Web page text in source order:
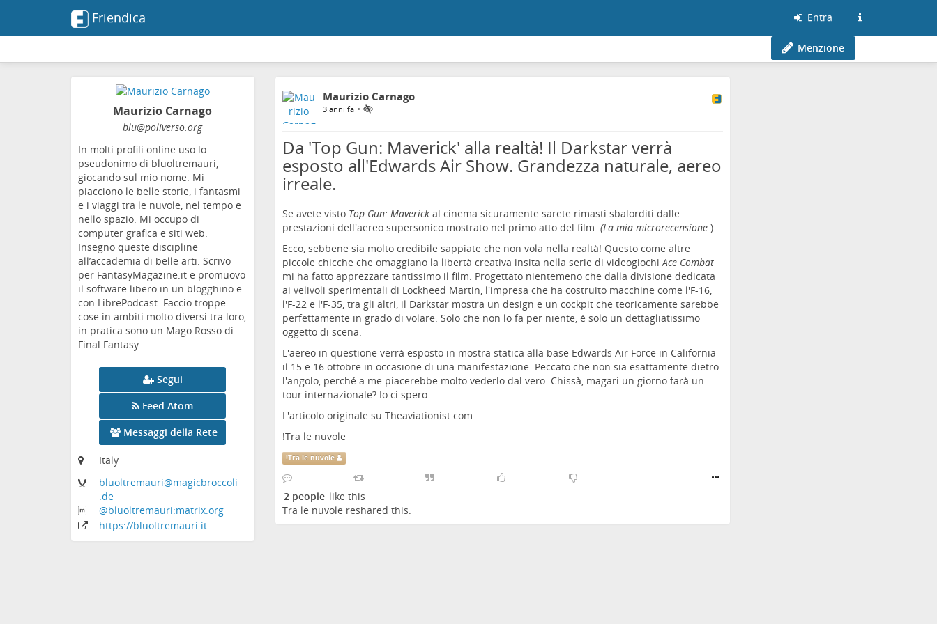
Friendica Entra
Menzione
Maurizio Carnago
blu@poliverso.org
In molti profili online uso lo
pseudonimo di bluoltremauri,
giocando sul mio nome. Mi
piacciono le belle storie, i fantasmi
e i viaggi tra le nuvole, nel tempo e
nello spazio. Mi occupo di
computer grafica e siti web.
Insegno queste discipline
all’accademia di belle arti. Scrivo
per FantasyMagazine.it e promuovo
il software libero in un blogghino e
con LibrePodcast. Faccio troppe
cose in ambiti molto diversi tra loro,
in pratica sono un Mago Rosso di
Final Fantasy.
Segui
Feed Atom
Messaggi della Rete
Italy
bluoltremauri@magicbroccoli
.de
@bluoltremauri:matrix.org
https://bluoltremauri.it
Maurizio Carnago
3 anni fa •
Da 'Top Gun: Maverick' alla realtà! Il Darkstar verrà
esposto all'Edwards Air Show. Grandezza naturale, aereo
irreale.
Se avete visto Top Gun: Maverickal cinema sicuramente sarete rimasti sbalorditi dalle
prestazioni dell'aereo supersonico mostrato nel primo atto del film. (La mia microrecensione.)
Ecco, sebbene sia molto credibile sappiate che non vola nella realtà! Questo come altre
piccole chicche che omaggiano la libertà creativa insita nella serie di videogiochiAce Combat
mi ha fatto apprezzare tantissimo il film. Progettato nientemeno che dalla divisione dedicata
ai velivoli sperimentali di Lockheed Martin, l'impresa che ha costruito macchine come l'F-16,
l'F-22 e l'F-35, tra gli altri, il Darkstar mostra un design e un cockpit che teoricamente sarebbe
perfettamente in grado di volare. Solo che non lo fa per niente, è solo un dettagliatissimo
oggetto di scena.
L'aereo in questione verrà esposto in mostra statica alla base Edwards Air Force in California
il 15 e 16 ottobre in occasione di una manifestazione. Peccato che non sia esattamente dietro
l'angolo, perché a me piacerebbe molto vederlo dal vero. Chissà, magari un giorno farà un
tour internazionale? Io ci spero.
L'articolo originale su Theaviationist.com.
!Tra le nuvole
!Tra le nuvole
2 people like this
Tra le nuvole reshared this.